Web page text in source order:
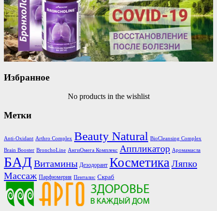
Избранное
No products in the wishlist
Метки
Anti-Oxidant Arthro Complex Beauty Natural BioCleansing Complex
Brain Booster BronchoLine АнгиОмега Комплекс Аппликатор Аромамасла
БАД Витамины Дезодорант КосметикаЛяпко
Массаж Парфюмерия Пенталис Скраб